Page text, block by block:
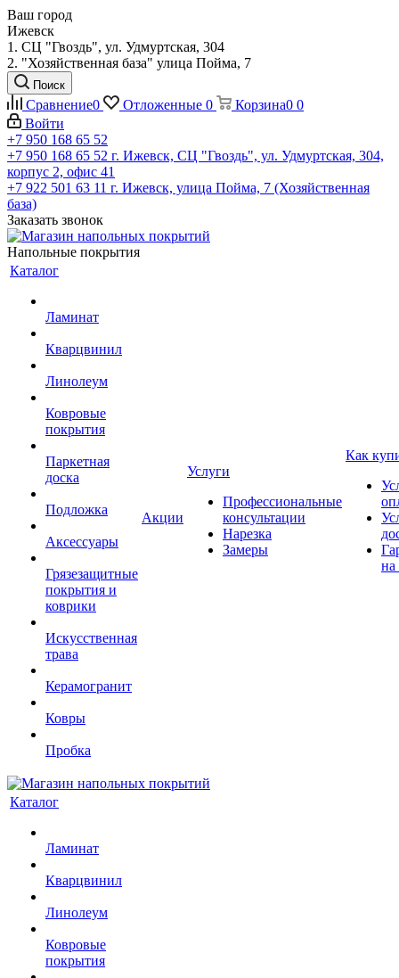
Ваш город
Ижевск
1. СЦ "Гвоздь", ул. Удмуртская, 304
2. "Хозяйственная база" улица Пойма, 7
Поиск
Сравнение0 Отложенные 0 Корзина0 0
Войти
+7 950 168 65 52
+7 950 168 65 52 г. Ижевск, СЦ "Гвоздь", ул. Удмуртская, 304,
корпус 2, офис 41
+7 922 501 63 11 г. Ижевск, улица Пойма, 7 (Хозяйственная
база)
Заказать звонок
Напольные покрытия
Каталог
Ламинат
Кварцвинил
Линолеум
Ковровые
покрытия
Паркетная
доска
Подложка
Аксессуары
Грязезащитные
покрытия и
коврики
Искусственная
трава
Керамогранит
Ковры
Пробка
Акции
Услуги
Профессиональные
консультации
Нарезка
Замеры
Как
на
Каталог
Ламинат
Кварцвинил
Линолеум
Ковровые
покрытия